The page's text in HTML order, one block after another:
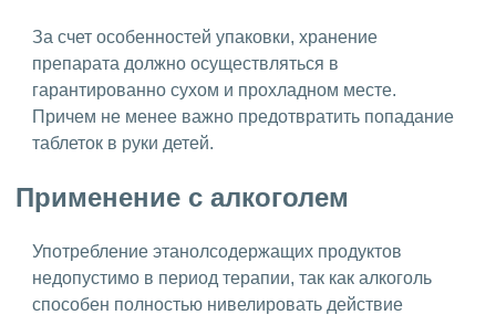
За счет особенностей упаковки, хранение
препарата должно осуществляться в
гарантированно сухом и прохладном месте.
Причем не менее важно предотвратить попадание
таблеток в руки детей.
Применение с алкоголем
Употребление этанолсодержащих продуктов
недопустимо в период терапии, так как алкоголь
способен полностью нивелировать действие